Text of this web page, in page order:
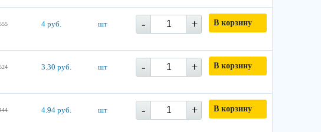
4 руб. шт - + В корзину
3.30 руб. шт - + В корзину
4.94 руб. шт - + В корзину